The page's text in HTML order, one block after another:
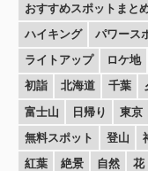
おすすめスポットまと
ハイキング
パワース
ライトアップ
ロケ地
初詣
北海道 千葉
富士山
日帰り 東京
無料スポット
登山
紅葉
絶景 自然 花